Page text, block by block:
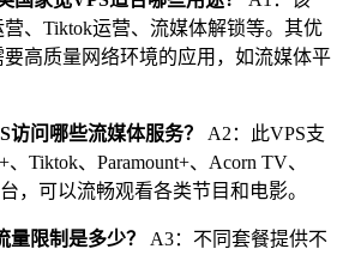
、Tiktok运营、流媒体解锁等。其优
高质量网络环境的应用，如流媒体平
问哪些流媒体服务？
A2：此VPS支
Tiktok、Paramount+、Acorn TV、
，可以流畅观看各类节目和电影。
量限制是多少？
A3：不同套餐提供不